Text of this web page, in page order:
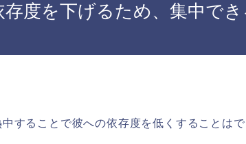
度を下げるため、集中で
することで彼への依存度を低くすることはで